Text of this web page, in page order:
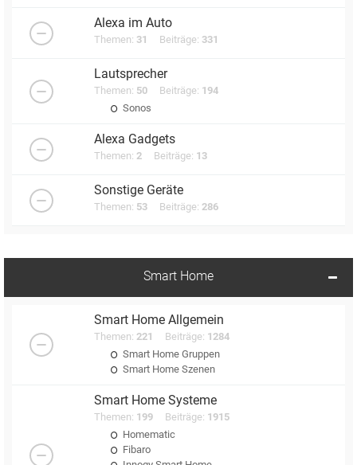
Alexa im Auto
Themen: 31 Beiträge: 331
Lautsprecher
Themen: 50 Beiträge: 194
Sonos
Alexa Gadgets
Themen: 2 Beiträge: 13
Sonstige Geräte
Themen: 53 Beiträge: 286
Smart Home
Smart Home Allgemein
Themen: 221 Beiträge: 1284
Smart Home Gruppen
Smart Home Szenen
Smart Home Systeme
Themen: 199 Beiträge: 1915
Homematic
Fibaro